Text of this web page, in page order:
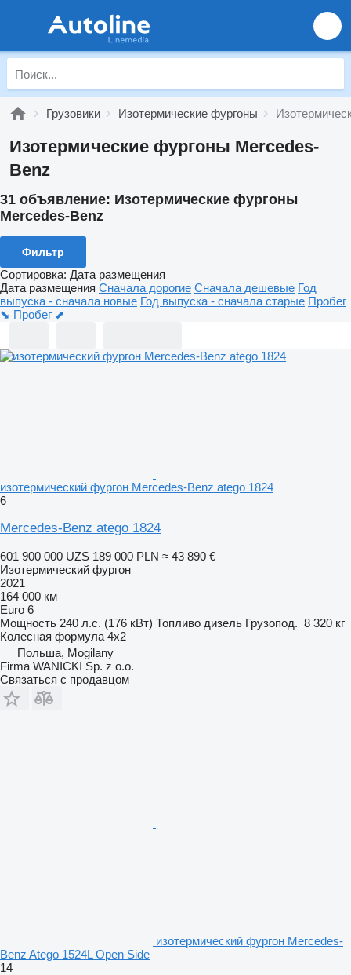
Грузовики Изотермические фургоны
Изотермические фургоны Mercedes-
Benz
31 объявление: Изотермические фургоны
Mercedes-Benz
Фильтр
Сортировка: Дата размещения
Дата размещения Сначала дорогие Сначала дешевые Год
выпуска - сначала новые Год выпуска - сначала старые Пробег
⬊ Пробег ⬈
изотермический фургон Mercedes-Benz atego 1824
6
Mercedes-Benz atego 1824
601 900 000 UZS 189 000 PLN ≈ 43 890 €
Изотермический фургон
2021
164 000 км
Euro 6
Мощность 240 л.с. (176 кВт) Топливо дизель Грузопод. 8 320 кг
Колесная формула 4x2
Польша, Mogilany
Firma WANICKI Sp. z o.o.
Связаться с продавцом
изотермический фургон Mercedes-
Benz Atego 1524L Open Side
14